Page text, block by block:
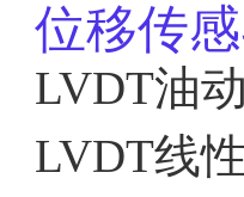
位移传
LVDT油
LVDT线